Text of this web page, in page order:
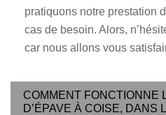
pratiquons notre prestation
cas de besoin. Alors,
car nous allons vous
COMMENT FONCTIONNE
D’ÉPAVE À COISE, DANS